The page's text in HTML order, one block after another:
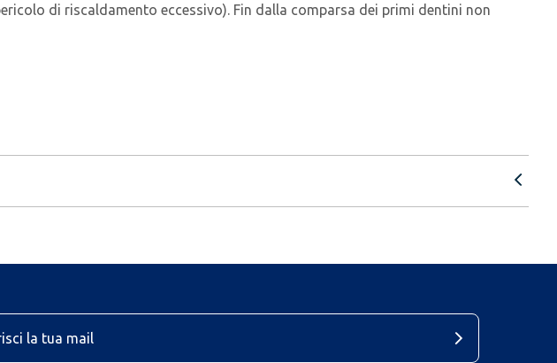
di riscaldamento eccessivo). Fin dalla comparsa dei primi dentini non